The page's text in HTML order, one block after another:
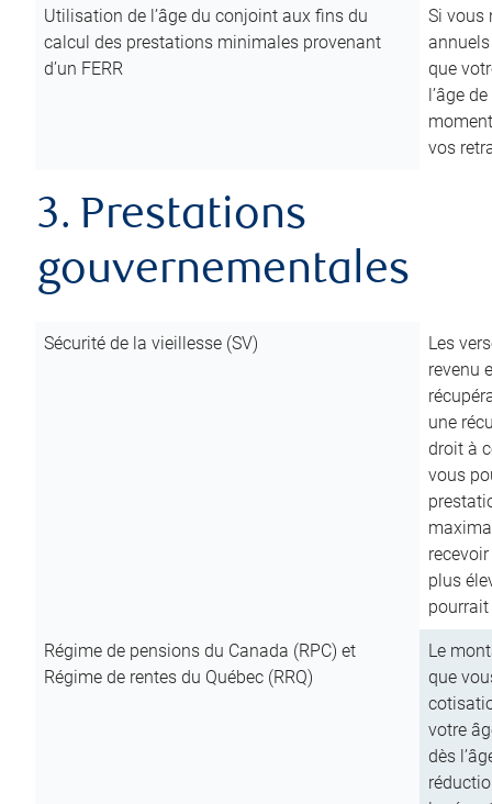
Utilisation de l’âge du conjoint aux fins du
calcul des prestations minimales provenant
d’un FERR
Si vous
que
l’âge
vos
3. Prestations
gouvernementales
Sécurité de la vieillesse (SV)
Les
revenu
une
droit à
vous
plus
Régime de pensions du Canada (RPC) et
Régime de rentes du Québec (RRQ)
Le
que
votre
dès